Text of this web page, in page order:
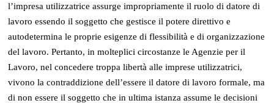
l’impresa utilizzatrice assurge impropriamente il ruolo di datore di
lavoro essendo il soggetto che gestisce il potere direttivo e
autodetermina le proprie esigenze di flessibilità e di organizzazione
del lavoro. Pertanto, in molteplici circostanze le Agenzie per il
Lavoro, nel concedere troppa libertà alle imprese utilizzatrici,
vivono la contraddizione dell’essere il datore di lavoro formale, ma
di non essere il soggetto che in ultima istanza assume le decisioni